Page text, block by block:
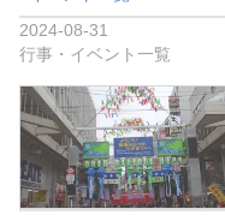
2024-08-31
行事・イベント一覧